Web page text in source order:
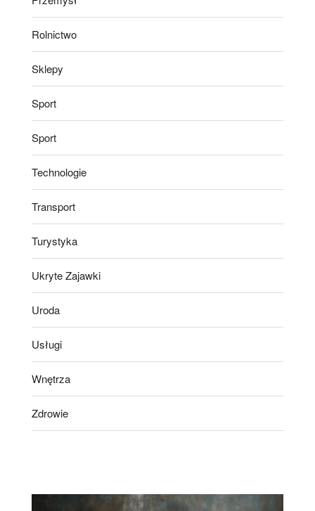
Rolnictwo
Sklepy
Sport
Sport
Technologie
Transport
Turystyka
Ukryte Zajawki
Uroda
Usługi
Wnętrza
Zdrowie